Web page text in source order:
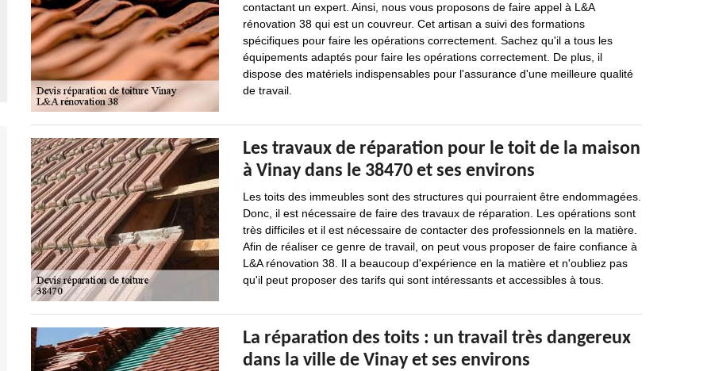
contactant un expert. Ainsi, nous vous proposons de faire appel à L&A
rénovation 38 qui est un couvreur. Cet artisan a suivi des formations
spécifiques pour faire les opérations correctement. Sachez qu'il a tous les
équipements adaptés pour faire les opérations correctement. De plus, il
dispose des matériels indispensables pour l'assurance d'une meilleure qualité
de travail.
Les travaux de réparation pour le toit de la maison
à Vinay dans le 38470 et ses environs
Les toits des immeubles sont des structures qui pourraient être endommagées.
Donc, il est nécessaire de faire des travaux de réparation. Les opérations sont
très difficiles et il est nécessaire de contacter des professionnels en la matière.
Afin de réaliser ce genre de travail, on peut vous proposer de faire confiance à
L&A rénovation 38. Il a beaucoup d'expérience en la matière et n'oubliez pas
qu'il peut proposer des tarifs qui sont intéressants et accessibles à tous.
La réparation des toits : un travail très dangereux
dans la ville de Vinay et ses environs